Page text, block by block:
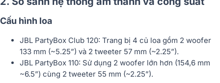
Cấu hình loa
JBL PartyBox Club 120: Trang bị 4 củ loa gồm 2 woofer
133 mm (~5.25”) và 2 tweeter 57 mm (~2.25”).
JBL PartyBox 110: Sử dụng 2 woofer lớn hơn (154,6 mm
~6.5”) cùng 2 tweeter 55 mm (~2.25”).